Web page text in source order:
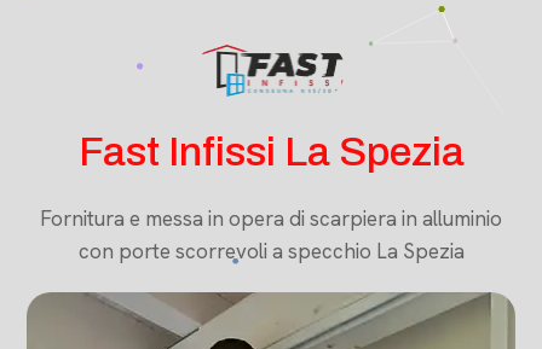
Fast Infissi La Spezia
Fornitura e messa in opera di scarpiera in alluminio
con porte scorrevoli a specchio La Spezia